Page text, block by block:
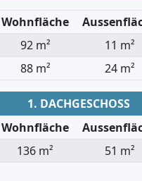
Wohnfläche
92 m² 11 m²
88 m² 24 m²
1. DACHGESCHOSS
Wohnfläche
136 m² 51 m²